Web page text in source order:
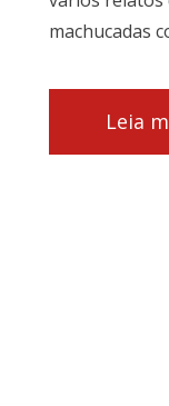
machucadas
Leia